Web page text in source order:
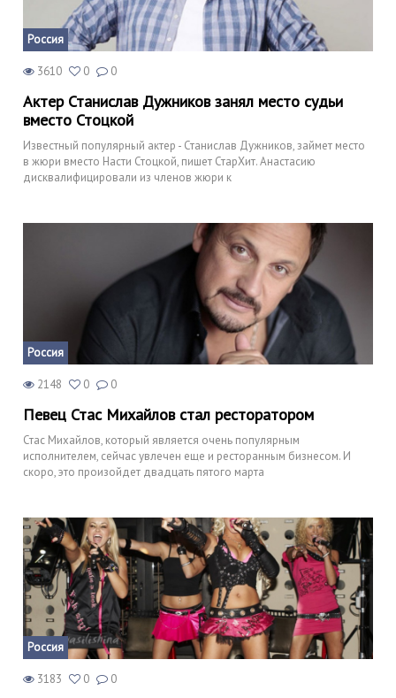
Россия
3610 0 0
Актер Станислав Дужников занял место судьи
вместо Стоцкой
Известный популярный актер - Станислав Дужников, займет место
в жюри вместо Насти Стоцкой, пишет СтарХит. Анастасию
дисквалифицировали из членов жюри к
Россия
2148 0 0
Певец Стас Михайлов стал ресторатором
Стас Михайлов, который является очень популярным
исполнителем, сейчас увлечен еще и ресторанным бизнесом. И
скоро, это произойдет двадцать пятого марта
Россия
3183 0 0